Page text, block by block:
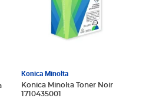
Konica Minolta
Konica Minolta Toner Noir
1710435001